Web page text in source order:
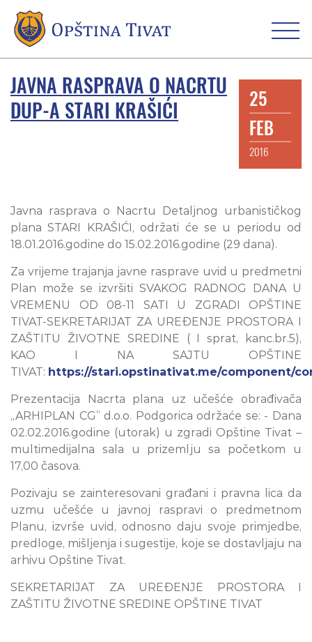
JAVNA RASPRAVA O NACRTU
DUP-A STARI KRAŠIĆI
25
FEB
2016
Javna rasprava o Nacrtu Detaljnog urbanističkog
plana STARI KRAŠIĆI, održati će se u periodu od
18.01.2016.godine do 15.02.2016.godine (29 dana).
Za vrijeme trajanja javne rasprave uvid u predmetni
Plan može se izvršiti SVAKOG RADNOG DANA U
VREMENU OD 08-11 SATI U ZGRADI OPŠTINE
TIVAT-SEKRETARIJAT ZA UREĐENJE PROSTORA I
ZAŠTITU ŽIVOTNE SREDINE ( I sprat, kanc.br.5),
KAO I NA SAJTU OPŠTINE
TIVAT: https://stari.opstinativat.me/component/
Prezentacija Nacrta plana uz učešće obrađivača
„ARHIPLAN CG” d.o.o. Podgorica održaće se: - Dana
02.02.2016.godine (utorak) u zgradi Opštine Tivat –
multimedijalna sala u prizemlju sa početkom u
17,00 časova.
Pozivaju se zainteresovani građani i pravna lica da
uzmu učešće u javnoj raspravi o predmetnom
Planu, izvrše uvid, odnosno daju svoje primjedbe,
predloge, mišljenja i sugestije, koje se dostavljaju na
arhivu Opštine Tivat.
SEKRETARIJAT ZA UREĐENJE PROSTORA I
ZAŠTITU ŽIVOTNE SREDINE OPŠTINE TIVAT